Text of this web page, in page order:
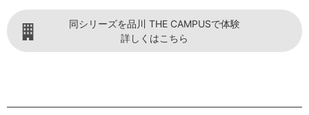
同シリーズを品川 THE CAMPUSで体験
詳しくはこちら